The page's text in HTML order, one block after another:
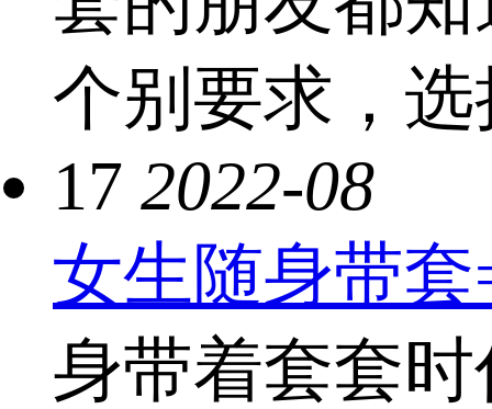
个别要求，选
17 2022-08
女生随身带
身带着套套